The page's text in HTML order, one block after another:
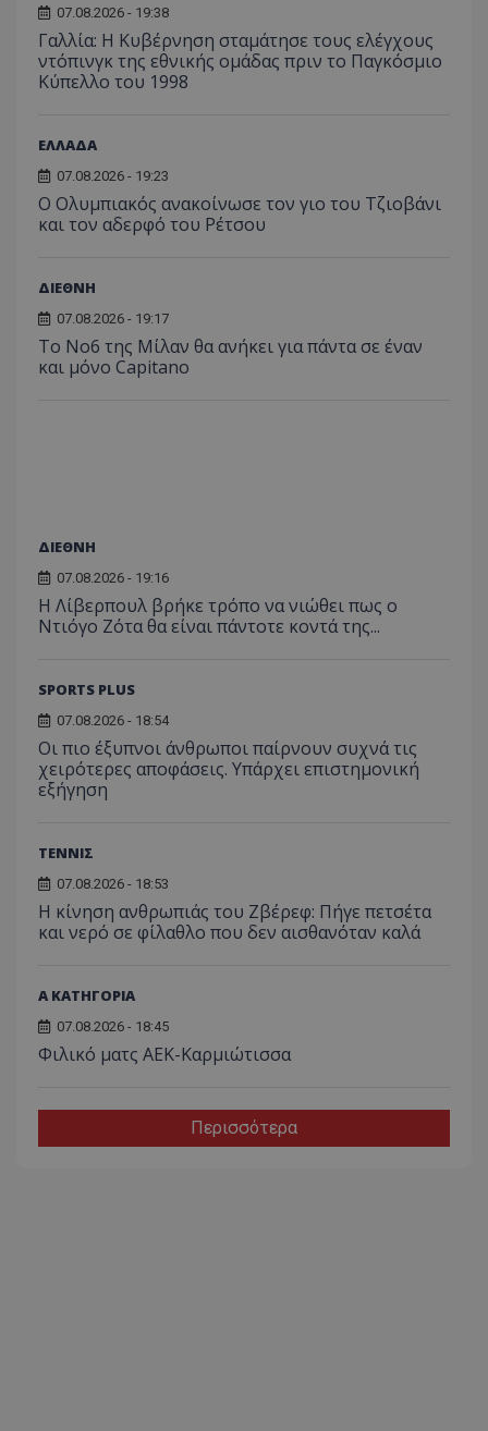
07.08.2026 - 19:38
Γαλλία: Η Κυβέρνηση σταμάτησε τους ελέγχους
ντόπινγκ της εθνικής ομάδας πριν το Παγκόσμιο
Κύπελλο του 1998
ΕΛΛΑΔΑ
07.08.2026 - 19:23
Ο Ολυμπιακός ανακοίνωσε τον γιο του Τζιοβάνι
και τον αδερφό του Ρέτσου
ΔΙΕΘΝΗ
07.08.2026 - 19:17
Το No6 της Μίλαν θα ανήκει για πάντα σε έναν
και μόνο Capitano
ΔΙΕΘΝΗ
07.08.2026 - 19:16
Η Λίβερπουλ βρήκε τρόπο να νιώθει πως ο
Ντιόγο Ζότα θα είναι πάντοτε κοντά της...
SPORTS PLUS
07.08.2026 - 18:54
Οι πιο έξυπνοι άνθρωποι παίρνουν συχνά τις
χειρότερες αποφάσεις. Υπάρχει επιστημονική
εξήγηση
ΤΕΝΝΙΣ
07.08.2026 - 18:53
Η κίνηση ανθρωπιάς του Ζβέρεφ: Πήγε πετσέτα
και νερό σε φίλαθλο που δεν αισθανόταν καλά
Α ΚΑΤΗΓΟΡΙΑ
07.08.2026 - 18:45
Φιλικό ματς ΑΕΚ-Καρμιώτισσα
Περισσότερα